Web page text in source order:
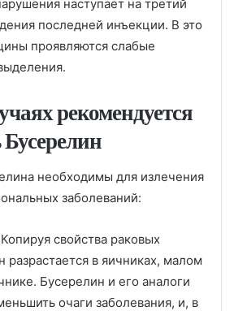
наступает на третий
последней инъекции. В это
проявляются слабые
рекомендуется
необходимы для излечения
заболеваний:
свойства раковых
разрастается в яичниках, малом
Бусерелин и его аналоги
очаги заболевания, и, в